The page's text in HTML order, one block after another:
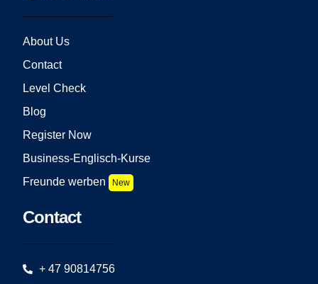
About Us
Contact
Level Check
Blog
Register Now
Business-Englisch-Kurse
Freunde werben
New
Contact
+ 47 90814756